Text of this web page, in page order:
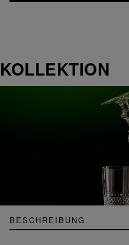
KOLLEKTION
BESCHREIBUNG